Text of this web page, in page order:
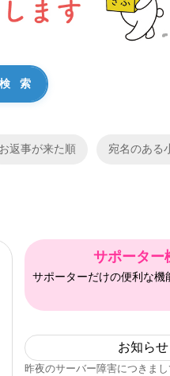
返事が来た順 宛名のある
サポーター
サポーターだけの便利な機
お知らせ
昨夜のサーバー障害につきま